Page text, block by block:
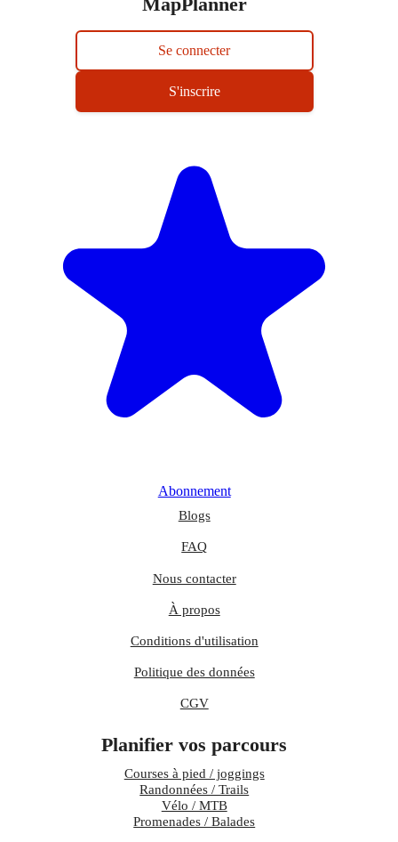
Se connecter
S'inscrire
Abonnement
Blogs
FAQ
Nous contacter
À propos
Conditions d'utilisation
Politique des données
CGV
Planifier vos parcours
Courses à pied / joggings
Randonnées / Trails
Vélo / MTB
Promenades / Balades